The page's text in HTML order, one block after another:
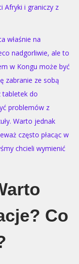
Afryki i graniczy z
właśnie na
nadgorliwie, ale to
w Kongu może być
zabranie ze sobą
tabletek do
problemów z
Warto jednak
często płacąc w
chcieli wymienić
Co